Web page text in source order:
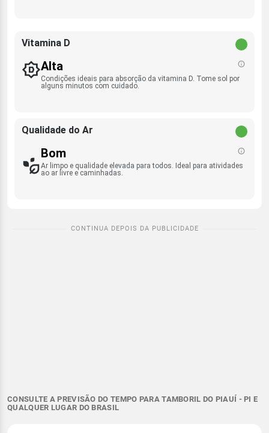
Vitamina D
Alta
Condições ideais para absorção da vitamina D. Tome sol por
alguns minutos com cuidado.
Qualidade do Ar
Bom
Ar limpo e qualidade elevada para todos. Ideal para atividades
ao ar livre e caminhadas.
CONSULTE A PREVISÃO DO TEMPO PARA TAMBORIL DO PIAUÍ - PI E
QUALQUER LUGAR DO BRASIL